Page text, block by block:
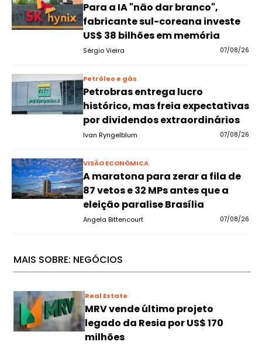
Para a IA "não dar branco",
fabricante sul-coreana investe
US$ 38 bilhões em memória
Sérgio Vieira 07/08/26
Petróleo e gás
Petrobras entrega lucro
histórico, mas freia expectativas
por dividendos extraordinários
Ivan Ryngelblum 07/08/26
VISÃO ECONÔMICA
A maratona para zerar a fila de
87 vetos e 32 MPs antes que a
eleição paralise Brasília
Angela Bittencourt 07/08/26
MAIS SOBRE: NEGÓCIOS
Real Estate
MRV vende último projeto
legado da Resia por US$ 170
milhões